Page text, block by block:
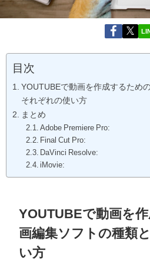
目次
YOUTUBEで動画を作成するため
それぞれの使い方
まとめ
Adobe Premiere Pro:
Final Cut Pro:
DaVinci Resolve:
iMovie:
YOUTUBEで動画を
画編集ソフトの種類
い方